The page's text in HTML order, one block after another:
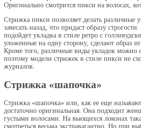
Оригинально смотрится пикси на волосах,
Стрижка пикси позволяет делать
зачесать назад, что придаст образу
подойдет укладка в стиле ретро с
уложенные на одну сторону, сделают образ
Кроме того, различные виды укладок можно
поэтому модели стрижек в стиле пикси не
журналов.
Стрижка «шапочка»
Стрижка «шапочка» или, как ее еще
достаточно оригинальная. Она подходит
густыми волосами. На вьющихся локонах
смотреться весьма экстравагантно. Но при